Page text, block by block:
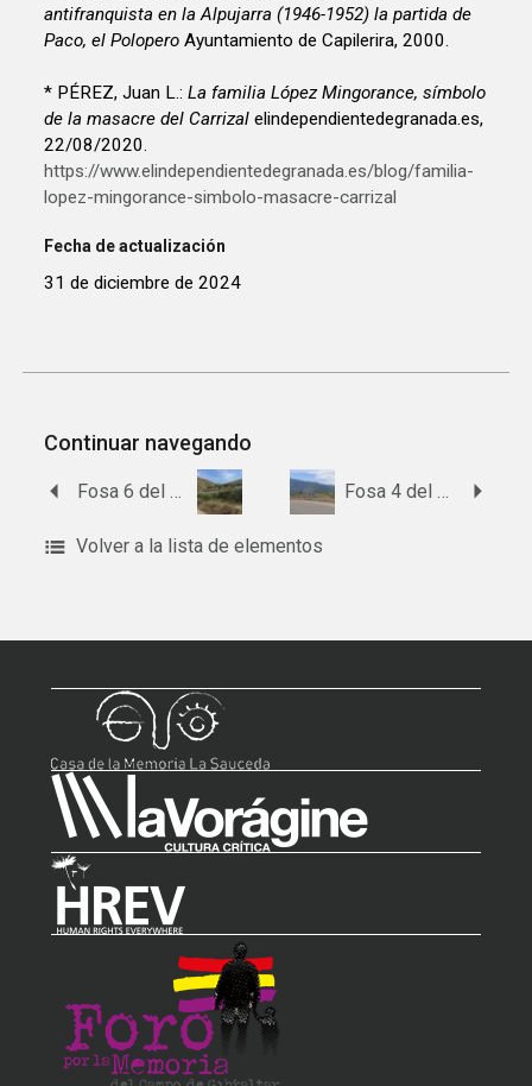
antifranquista en la Alpujarra (1946-1952) la partida de
Paco, el Polopero Ayuntamiento de Capilerira, 2000.
* PÉREZ, Juan L.:La familia López Mingorance, símbolo
de la masacre del Carrizal elindependientedegranada.es,
22/08/2020.
https://www.elindependientedegranada.es/blog/familia-
lopez-mingorance-simbolo-masacre-carrizal
Fecha de actualización
31 de diciembre de 2024
Continuar navegando
Fosa 6 del Barranco de Carrizal Fosa 4 del Barranco de Carrizal
Volver a la lista de elementos